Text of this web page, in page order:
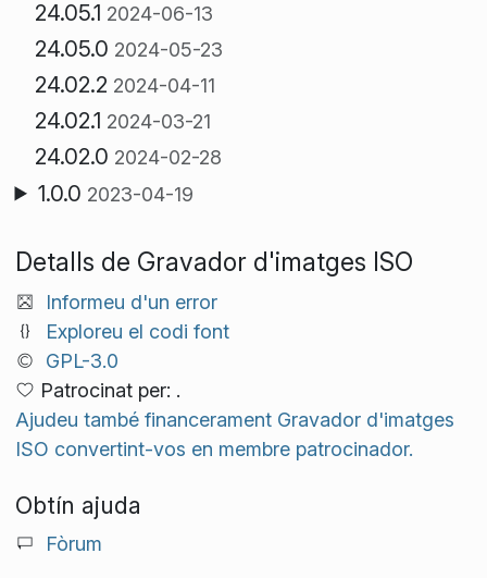
24.05.1 2024-06-13
24.05.0 2024-05-23
24.02.2 2024-04-11
24.02.1 2024-03-21
24.02.0 2024-02-28
1.0.0 2023-04-19
Detalls de Gravador d'imatges ISO
Informeu d'un error
Exploreu el codi font
GPL-3.0
Patrocinat per: .
Ajudeu també financerament Gravador d'imatges
ISO convertint-vos en membre patrocinador.
Obtín ajuda
Fòrum